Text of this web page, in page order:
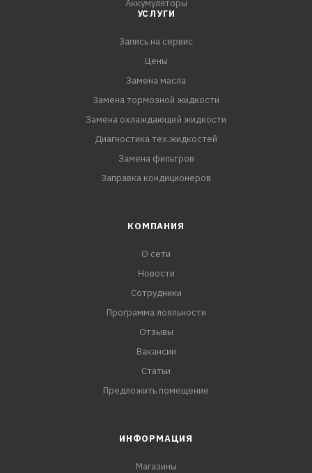
Аккумуляторы
УСЛУГИ
Запись на сервис
Цены
Замена масла
Замена тормозной жидкости
Замена охлаждающей жидкости
Диагностика тех.жидкостей
Замена фильтров
Заправка кондиционеров
КОМПАНИЯ
О сети
Новости
Сотрудники
Программа лояльности
Отзывы
Вакансии
Статьи
Предложить помещение
ИНФОРМАЦИЯ
Магазины